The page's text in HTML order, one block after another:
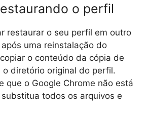
o perfil
restaurar o seu perfil em outro
uma reinstalação do
o conteúdo da cópia de
o diretório original do perfil.
que o Google Chrome não está
todos os arquivos e